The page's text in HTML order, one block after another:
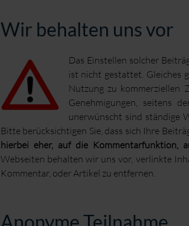
Wir behalten uns vor
Das Einstellen solcher
ist nicht gestattet. Gleiches
Nutzung zu kommerziellen
Genehmigungen, seitens
unerwünscht sind ständige
Bitte berücksichtigen Sie, dass sich Ihre
hierbei eher, auf die Kommentarfunktion,
Webseiten behalten wir uns vor, verlinkte
Kommentar, oder Artikel zu entfernen.